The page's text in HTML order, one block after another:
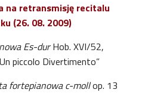
na retransmisję recitalu
(26. 08. 2009)
Es-durHob. XVI/52,
piccolo Divertimento”
fortepianowa c-mollop. 13